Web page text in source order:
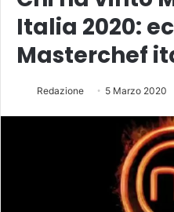
Italia 2020:
Masterchef
Redazione 5 Marzo 2020